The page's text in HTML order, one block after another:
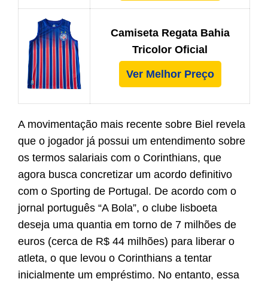
Camiseta Regata Bahia
Tricolor Oficial
Ver Melhor Preço
A movimentação mais recente sobre Biel revela
que o jogador já possui um entendimento sobre
os termos salariais com o Corinthians, que
agora busca concretizar um acordo definitivo
com o Sporting de Portugal. De acordo com o
jornal português “A Bola”, o clube lisboeta
deseja uma quantia em torno de 7 milhões de
euros (cerca de R$ 44 milhões) para liberar o
atleta, o que levou o Corinthians a tentar
inicialmente um empréstimo. No entanto, essa